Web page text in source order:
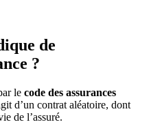
de
?
le code des assurances
d’un contrat aléatoire, dont
de l’assuré.